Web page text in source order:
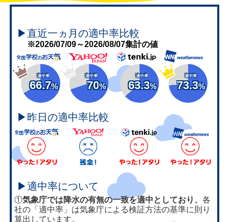
▶直近一ヵ月の適中率比較
※2026/07/09～2026/08/07集計の値
適中率
66.7%
適中率
70%
適中率
63.3%
適中率
73.3%
▶昨日の適中率比較
▶適中率について
①気象庁では降水の有無の一致を適中としており、各
社の「適中率」は気象庁による検証方法の基準に則り
算出しています。